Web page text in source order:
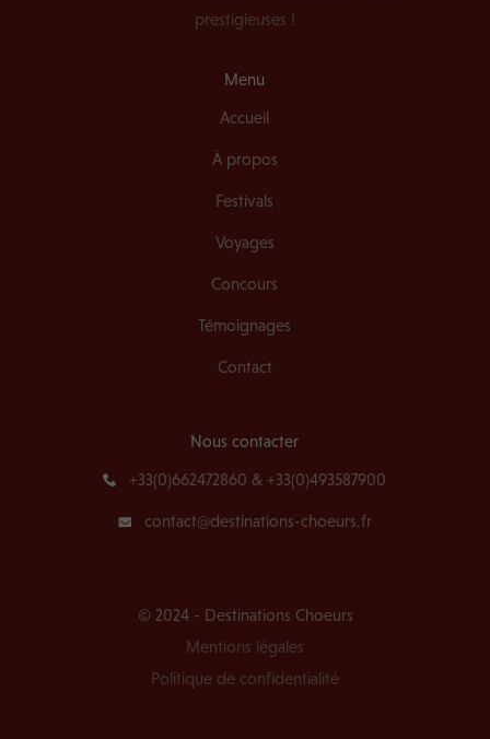
prestigieuses !
Menu
Accueil
À propos
Festivals
Voyages
Concours
Témoignages
Contact
Nous contacter
+33(0)662472860 & +33(0)493587900
contact@destinations-choeurs.fr
© 2024 - Destinations Choeurs
Mentions légales
Politique de confidentialité